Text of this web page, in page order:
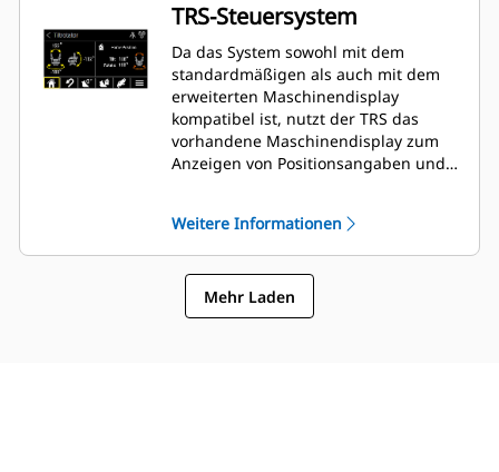
TRS-Steuersystem
Da das System sowohl mit dem
standardmäßigen als auch mit dem
erweiterten Maschinendisplay
kompatibel ist, nutzt der TRS das
vorhandene Maschinendisplay zum
Anzeigen von Positionsangaben und
Displays, die in der Fahrerkabine
Ihres Baggers unnötigen Platz
beanspruchen würden.
Weitere Informationen
Mehr Laden